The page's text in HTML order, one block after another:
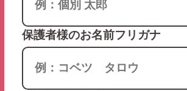
保護者様のお名前フリガナ